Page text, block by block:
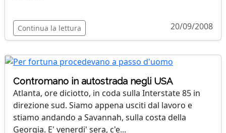
Continua la lettura 20/09/2008
Contromano in autostrada negli USA
Atlanta, ore diciotto, in coda sulla Interstate 85 in
direzione sud. Siamo appena usciti dal lavoro e
stiamo andando a Savannah, sulla costa della
Georgia. E' venerdi' sera, c'e...